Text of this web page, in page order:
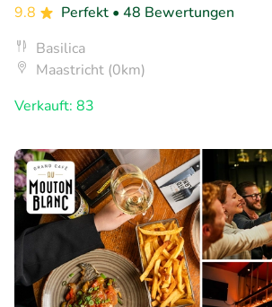
9.8
Perfekt • 48 Bewertungen
Basilica
Maastricht (0km)
Verkauft: 83